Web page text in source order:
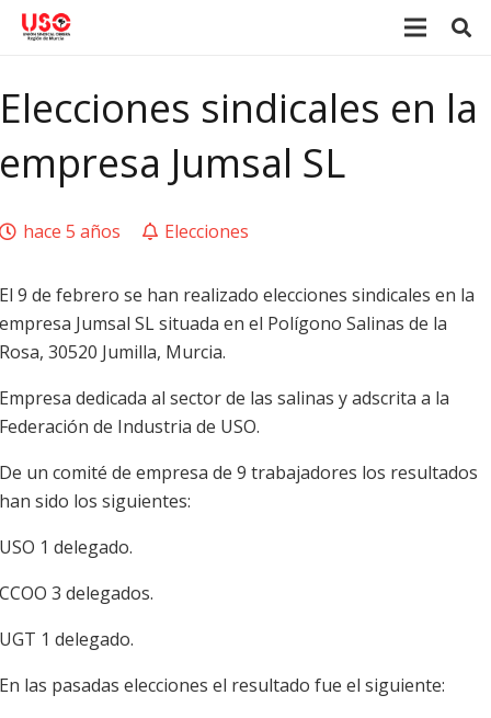
Elecciones sindicales en la
empresa Jumsal SL
hace 5 años Elecciones
El 9 de febrero se han realizado elecciones sindicales en la
empresa Jumsal SL situada en el Polígono Salinas de la
Rosa, 30520 Jumilla, Murcia.
Empresa dedicada al sector de las salinas y adscrita a la
Federación de Industria de USO.
De un comité de empresa de 9 trabajadores los resultados
han sido los siguientes:
USO 1 delegado.
CCOO 3 delegados.
UGT 1 delegado.
En las pasadas elecciones el resultado fue el siguiente: